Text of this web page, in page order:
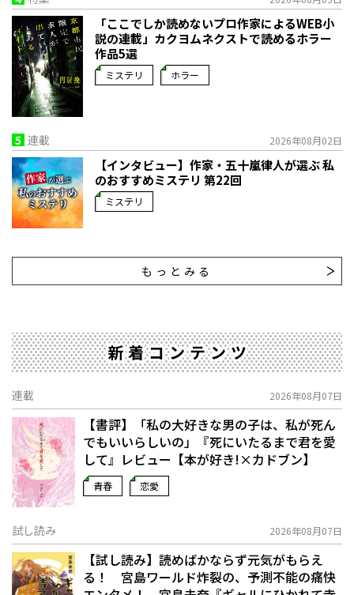
「ここでしか読めないプロ作家によるWEB小
説の連載」――カクヨムネクストで読めるホラー
作品5選
ミステリ ホラー
5 連載 2026年08月02日
【インタビュー】作家・五十嵐律人が選ぶ 私
のおすすめミステリ 第22回
ミステリ
もっとみる
新着コンテンツ
連載 2026年08月07日
【書評】「私の大好きな男の子は、私が死ん
でもいいらしいの」――『死にいたるまで君を愛
して』レビュー【本が好き!×カドブン】
青春 恋愛
試し読み 2026年08月07日
【試し読み】読めばかならず元気がもらえ
る！ 宮島ワールド炸裂の、予測不能の痛快